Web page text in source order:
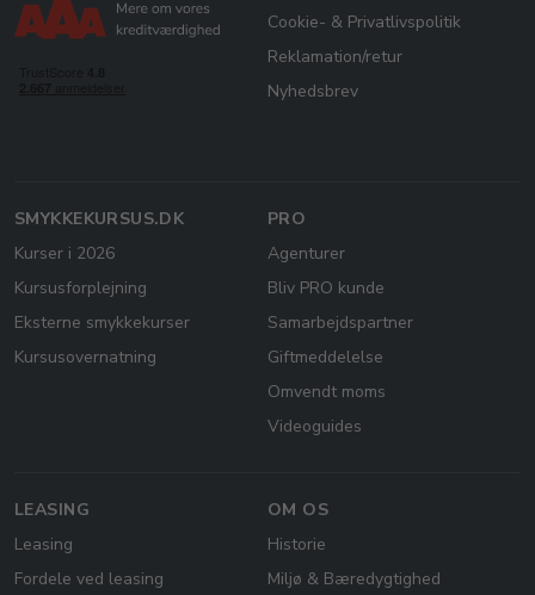
Cookie- & Privatlivspolitik
Reklamation/retur
Nyhedsbrev
SMYKKEKURSUS.DK
Kurser i 2026
Kursusforplejning
Eksterne smykkekurser
Kursusovernatning
PRO
Agenturer
Bliv PRO kunde
Samarbejdspartner
Giftmeddelelse
Omvendt moms
Videoguides
LEASING
Leasing
Fordele ved leasing
OM OS
Historie
Miljø & Bæredygtighed